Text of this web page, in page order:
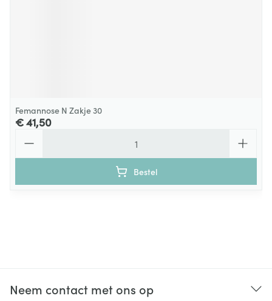
Femannose N Zakje 30
€ 41,50
Bestel
Neem contact met ons op